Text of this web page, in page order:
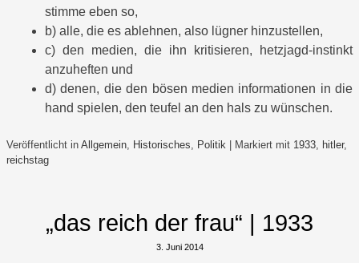
stimme eben so,
b) alle, die es ablehnen, also lügner hinzustellen,
c) den medien, die ihn kritisieren, hetzjagd-instinkt
anzuheften und
d) denen, die den bösen medien informationen in die
hand spielen, den teufel an den hals zu wünschen.
Veröffentlicht in Allgemein Historisches Politik Markiert mit 1933 hitler,
reichstag
„das reich der frau“ | 1933
3. Juni 2014